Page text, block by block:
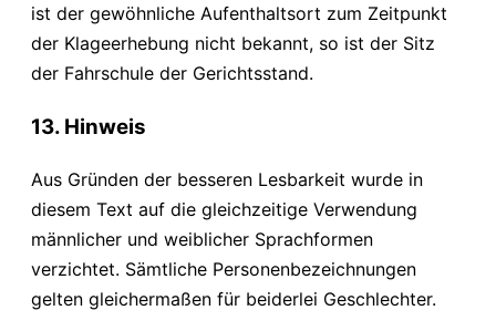
ist der gewöhnliche Aufenthaltsort zum Zeitpunkt
der Klageerhebung nicht bekannt, so ist der Sitz
der Fahrschule der Gerichtsstand.
13. Hinweis
Aus Gründen der besseren Lesbarkeit wurde in
diesem Text auf die gleichzeitige Verwendung
männlicher und weiblicher Sprachformen
verzichtet. Sämtliche Personenbezeichnungen
gelten gleichermaßen für beiderlei Geschlechter.